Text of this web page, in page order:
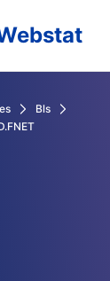
Bls